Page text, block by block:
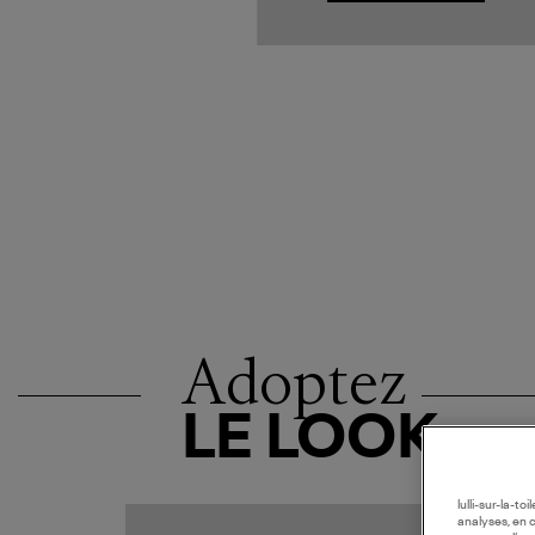
Adoptez
LE LOOK
lulli-sur-la-
analyses, en